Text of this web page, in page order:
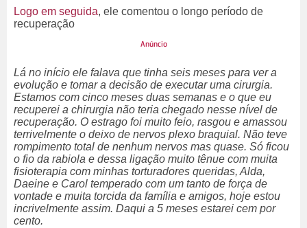
Logo em seguida, ele comentou o longo período de
recuperação
Lá no início ele falava que tinha seis meses para ver a
evolução e tomar a decisão de executar uma cirurgia.
Estamos com cinco meses duas semanas e o que eu
recuperei a chirurgia não teria chegado nesse nível de
recuperação. O estrago foi muito feio, rasgou e amassou
terrivelmente o deixo de nervos plexo braquial. Não teve
rompimento total de nenhum nervos mas quase. Só ficou
o fio da rabiola e dessa ligação muito tênue com muita
fisioterapia com minhas torturadores queridas, Alda,
Daeine e Carol temperado com um tanto de força de
vontade e muita torcida da família e amigos, hoje estou
incrivelmente assim. Daqui a 5 meses estarei cem por
cento.